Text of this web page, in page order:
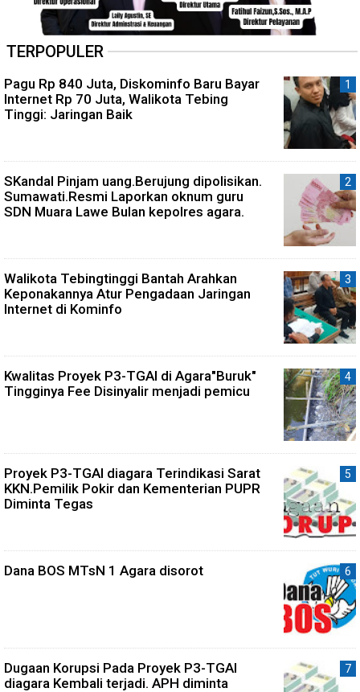
TERPOPULER
Pagu Rp 840 Juta, Diskominfo Baru Bayar
Internet Rp 70 Juta, Walikota Tebing
Tinggi: Jaringan Baik
SKandal Pinjam uang.Berujung dipolisikan.
Sumawati.Resmi Laporkan oknum guru
SDN Muara Lawe Bulan kepolres agara.
Walikota Tebingtinggi Bantah Arahkan
Keponakannya Atur Pengadaan Jaringan
Internet di Kominfo
Kwalitas Proyek P3-TGAI di Agara"Buruk"
Tingginya Fee Disinyalir menjadi pemicu
Proyek P3-TGAI diagara Terindikasi Sarat
KKN.Pemilik Pokir dan Kementerian PUPR
Diminta Tegas
Dana BOS MTsN 1 Agara disorot
Dugaan Korupsi Pada Proyek P3-TGAI
diagara Kembali terjadi. APH diminta